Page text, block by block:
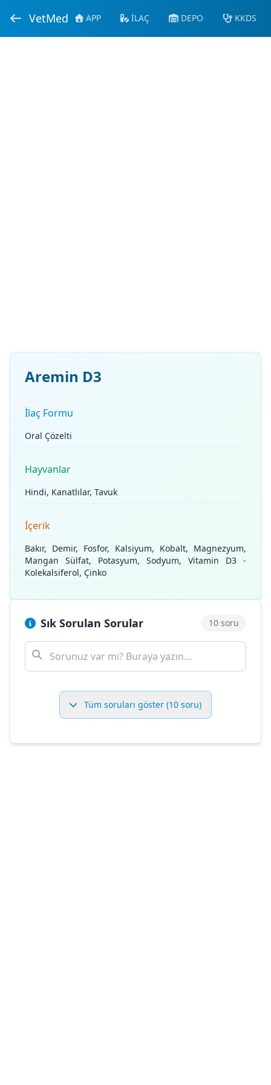
VetMed APP İLAÇ DEPO KKDS
Aremin D3
İlaç Formu
Oral Çözelti
Hayvanlar
Hindi, Kanatlılar, Tavuk
İçerik
Bakır, Demir, Fosfor, Kalsiyum, Kobalt, Magnezyum,
Mangan Sülfat, Potasyum, Sodyum, Vitamin D3 -
Kolekalsiferol, Çinko
Sık Sorulan Sorular 10 soru
Tüm soruları göster (10 soru)